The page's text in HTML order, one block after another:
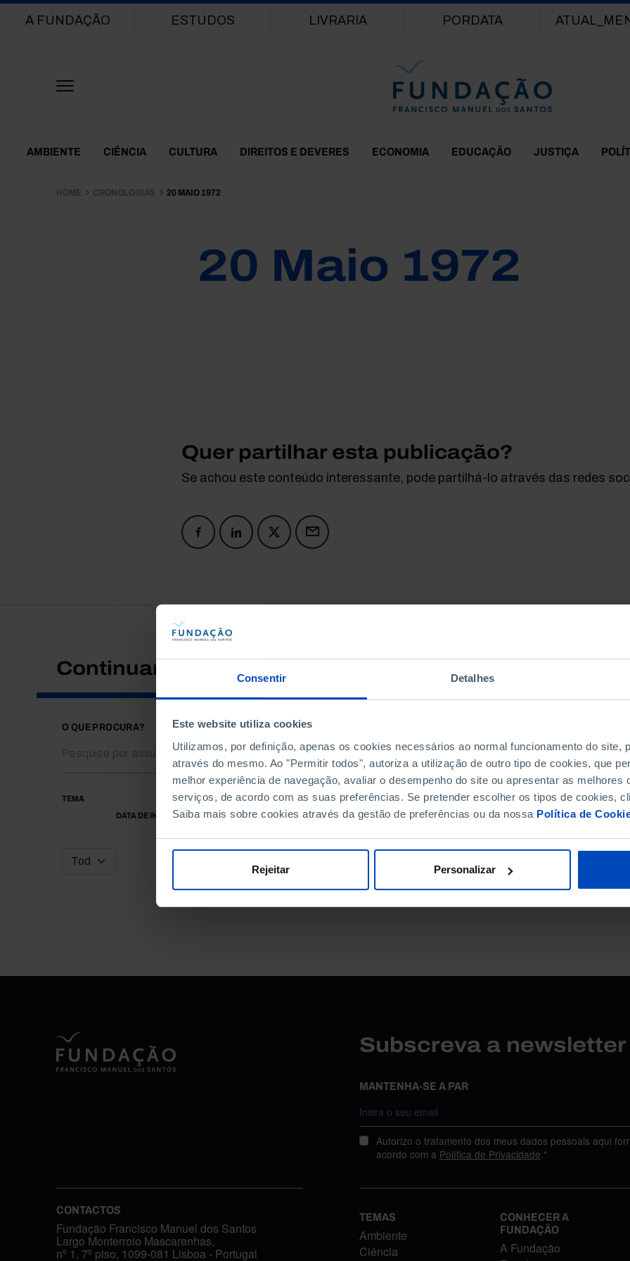
Consentir Detalhes
Este website utiliza cookies
Utilizamos, por definição, apenas os cookies necessários ao normal funcionamento do site,
através do mesmo. Ao "Permitir todos", autoriza a utilização de outro tipo de cookies, que
melhor experiência de navegação, avaliar o desempenho do site ou apresentar as melhores
serviços, de acordo com as suas preferências. Se pretender escolher os tipos de cookies,
Saiba mais sobre cookies através da gestão de preferências ou da nossa Política de
Rejeitar Personalizar
Main navigation
A FUNDAÇÃO ESTUDOS LIVRARIA PORDATA
Themes Menu
AMBIENTE CIÊNCIA CULTURA DIREITOS E DEVERES ECONOMIA EDUCAÇÃO JUSTIÇA
HOME CRONOLOGIAS 20 MAIO 1972
20 Maio 1972
Quer partilhar esta publicação?
Se achou este conteúdo interessante, pode partilhá-lo através das redes
Continuar a pesquisar
O QUE PROCURA?
TEMA
DATA DE INÍCIO
DATA DE FIM
Subscreva a
MANTENHA-SE A PAR
Autorizo o tratamento dos meus dados pessoais aqui
acordo com a Política de Privacidade.*
CONTACTOS
Fundação Francisco Manuel dos Santos
Largo Monterroio Mascarenhas,
nº 1, 7º piso, 1099-081 Lisboa - Portugal
TEMAS
Ambiente
Ciência
CONHECER A
FUNDAÇÃO
A Fundação